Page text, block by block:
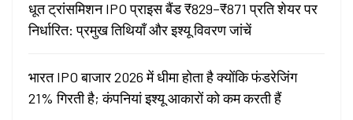
धूत ट्रांसमिशन IPO प्राइस बैंड ₹829–₹871 प्रति शेयर पर
निर्धारित: प्रमुख तिथियाँ और इश्यू विवरण जांचें
भारत IPO बाजार 2026 में धीमा होता है क्योंकि फंडरेजिंग
21% गिरती है; कंपनियां इश्यू आकारों को कम करती हैं